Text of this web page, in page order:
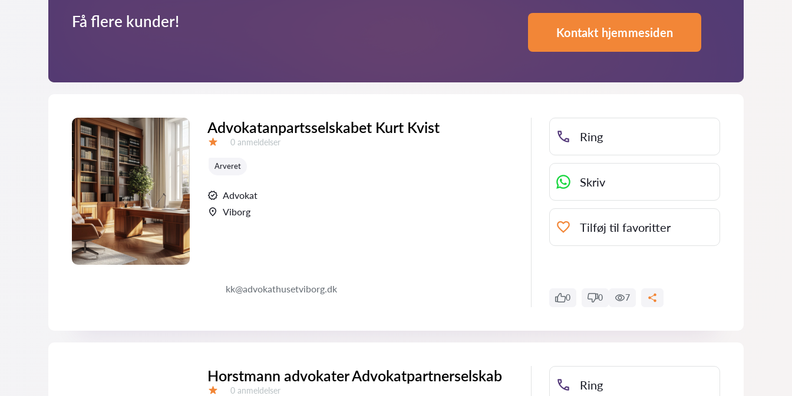
Få flere kunder!
Kontakt hjemmesiden
Advokatanpartsselskabet Kurt Kvist
Anmeldelser:
0 anmeldelser
Arveret
Advokat
Viborg
kk@advokathusetviborg.dk
Ring
Skriv
Tilføj til favoritter
0 0 7
Horstmann advokater Advokatpartnerselskab
Anmeldelser:
0 anmeldelser Ring